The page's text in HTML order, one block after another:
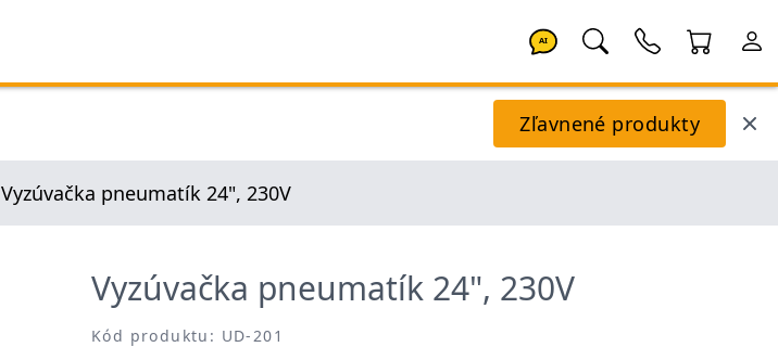
AI
Zľavnené produkty
Vyzúvačka pneumatík 24", 230V
Vyzúvačka pneumatík 24", 230V
Kód produktu: UD-201